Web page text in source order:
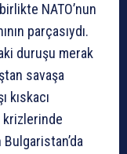
NATO’nun
parçasıydı.
duruşu merak
savaşa
kıskacı